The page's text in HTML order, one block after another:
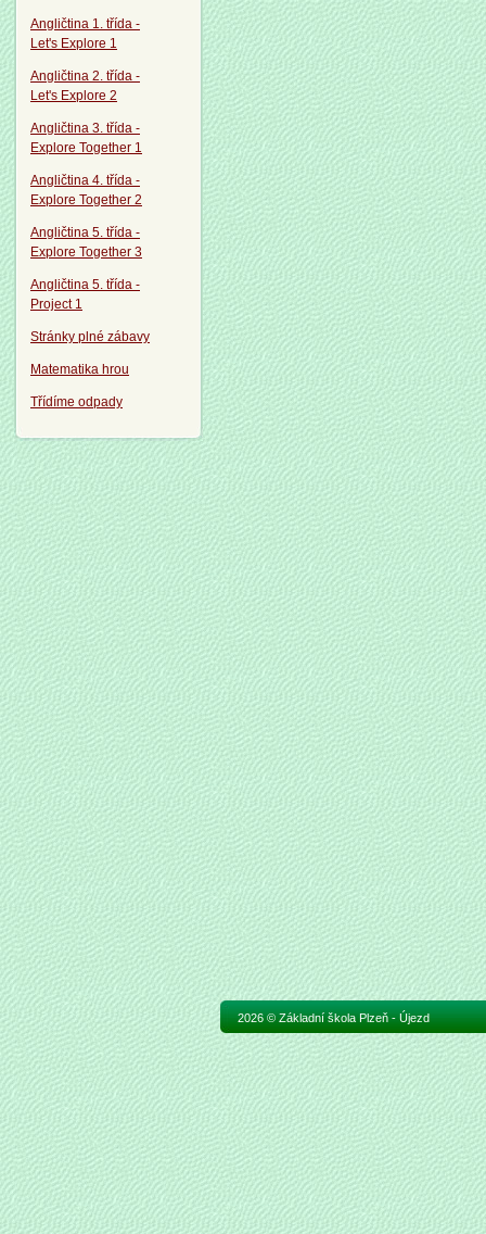
Angličtina 1. třída -
Let's Explore 1
Angličtina 2. třída -
Let's Explore 2
Angličtina 3. třída -
Explore Together 1
Angličtina 4. třída -
Explore Together 2
Angličtina 5. třída -
Explore Together 3
Angličtina 5. třída -
Project 1
Stránky plné zábavy
Matematika hrou
Třídíme odpady
2026 © Základní škola Plzeň - Újezd